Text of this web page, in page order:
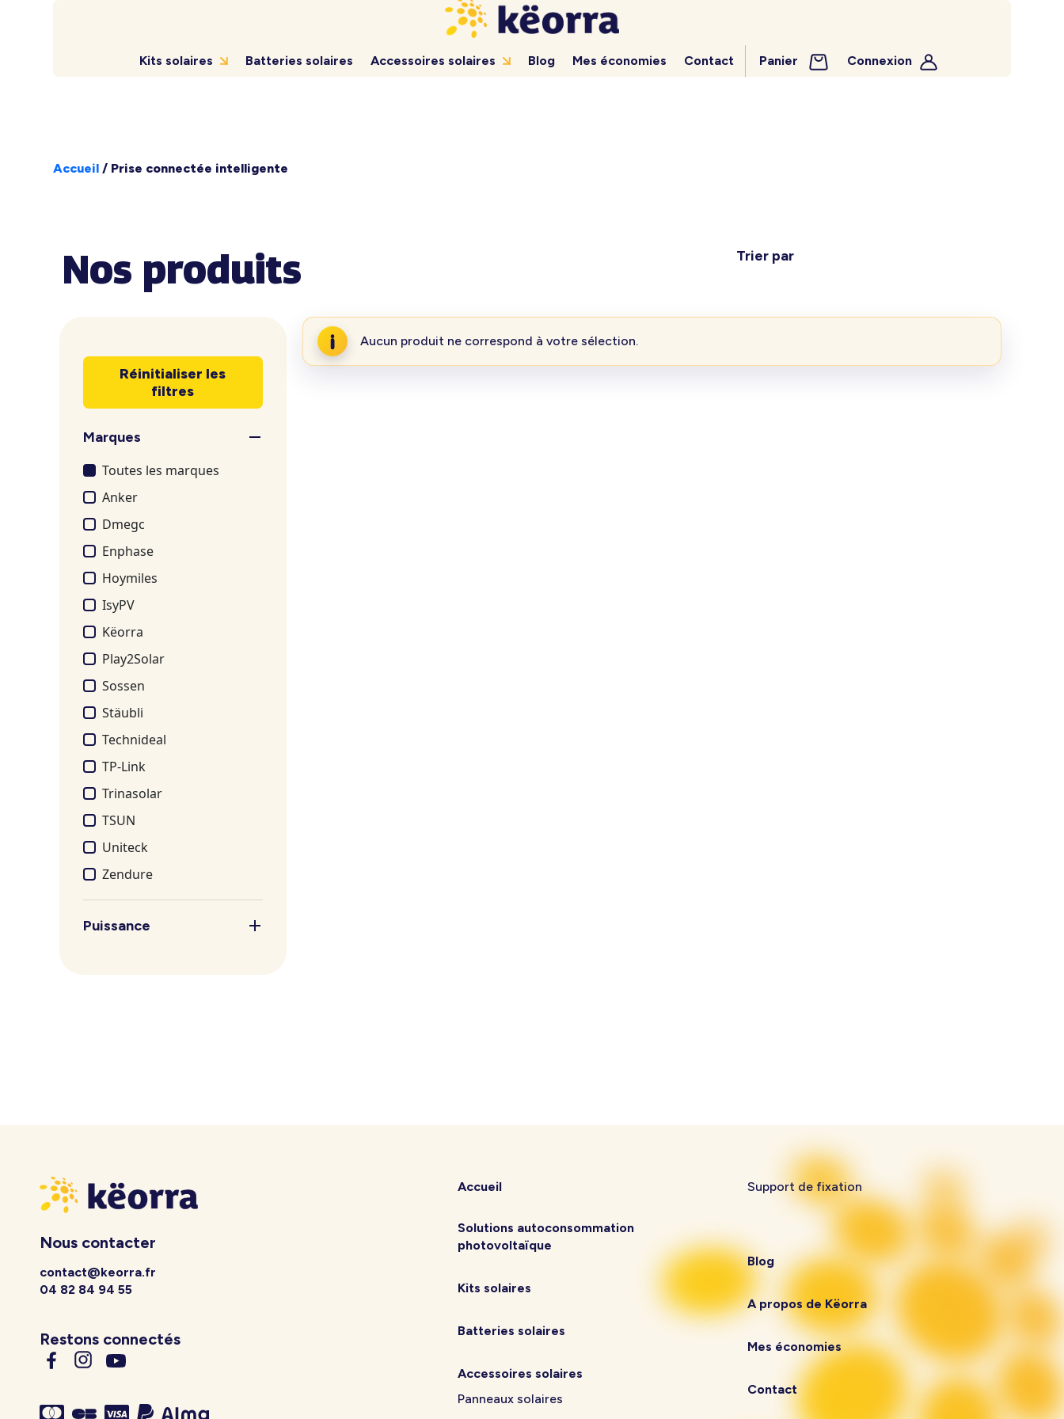
Kits solaires Batteries solaires Accessoires solaires Blog Mes économies Contact Panier Connexion
Accueil / Prise connectée intelligente
Nos produits Trier par
Réinitialiser les
filtres
Marques
Toutes les marques
Anker
Dmegc
Enphase
Hoymiles
IsyPV
Këorra
Play2Solar
Sossen
Stäubli
Technideal
TP-Link
Trinasolar
TSUN
Uniteck
Zendure
Puissance
Aucun produit ne correspond à votre sélection.
Nous contacter
contact@keorra.fr
04 82 84 94 55
Restons connectés
Accueil
Solutions autoconsommation
photovoltaïque
Kits solaires
Batteries solaires
Accessoires solaires
Panneaux solaires
Support de fixation
Blog
A propos de Këorra
Mes économies
Contact